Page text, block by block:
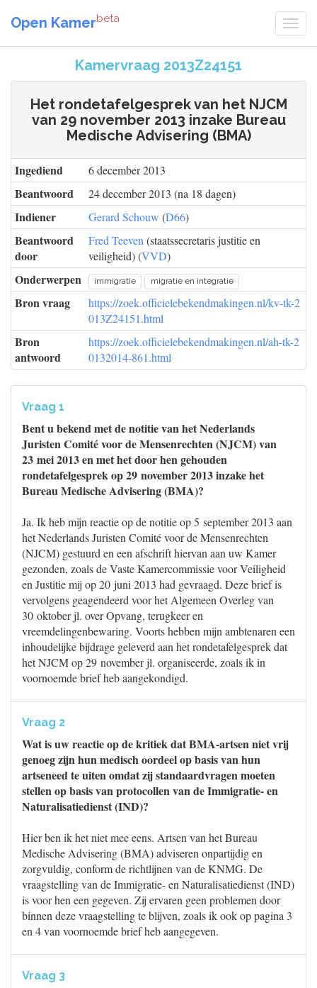
Open Kamerbeta
Kamervraag 2013Z24151
Het rondetafelgesprek van het NJCM
van 29 november 2013 inzake Bureau
Medische Advisering (BMA)
Ingediend 6 december 2013
Beantwoord 24 december 2013 (na 18 dagen)
Indiener Gerard Schouw (D66)
Beantwoord
door
Fred Teeven (staatssecretaris justitie en
veiligheid) (VVD)
Onderwerpen immigratie migratie en integratie
Bron vraag
https://zoek.officielebekendmakingen.nl/kv-tk-2
013Z24151.html
Bron
antwoord
https://zoek.officielebekendmakingen.nl/ah-tk-2
0132014-861.html
Vraag 1
Bent u bekend met de notitie van het Nederlands
Juristen Comité voor de Mensenrechten (NJCM) van
23 mei 2013 en met het door hen gehouden
rondetafelgesprek op 29 november 2013 inzake het
Bureau Medische Advisering (BMA)?
Ja. Ik heb mijn reactie op de notitie op 5 september 2013 aan
het Nederlands Juristen Comité voor de Mensenrechten
(NJCM) gestuurd en een afschrift hiervan aan uw Kamer
gezonden, zoals de Vaste Kamercommissie voor Veiligheid
en Justitie mij op 20 juni 2013 had gevraagd. Deze brief is
vervolgens geagendeerd voor het Algemeen Overleg van
30 oktober jl. over Opvang, terugkeer en
vreemdelingenbewaring. Voorts hebben mijn ambtenaren een
inhoudelijke bijdrage geleverd aan het rondetafelgesprek dat
het NJCM op 29 november jl. organiseerde, zoals ik in
voornoemde brief heb aangekondigd.
Vraag 2
Wat is uw reactie op de kritiek dat BMA-artsen niet vrij
genoeg zijn hun medisch oordeel op basis van hun
artseneed te uiten omdat zij standaardvragen moeten
stellen op basis van protocollen van de Immigratie- en
Naturalisatiedienst (IND)?
Hier ben ik het niet mee eens. Artsen van het Bureau
Medische Advisering (BMA) adviseren onpartijdig en
zorgvuldig, conform de richtlijnen van de KNMG. De
vraagstelling van de Immigratie- en Naturalisatiedienst (IND)
is voor hen een gegeven. Zij ervaren geen problemen door
binnen deze vraagstelling te blijven, zoals ik ook op pagina 3
en 4 van voornoemde brief heb aangegeven.
Vraag 3